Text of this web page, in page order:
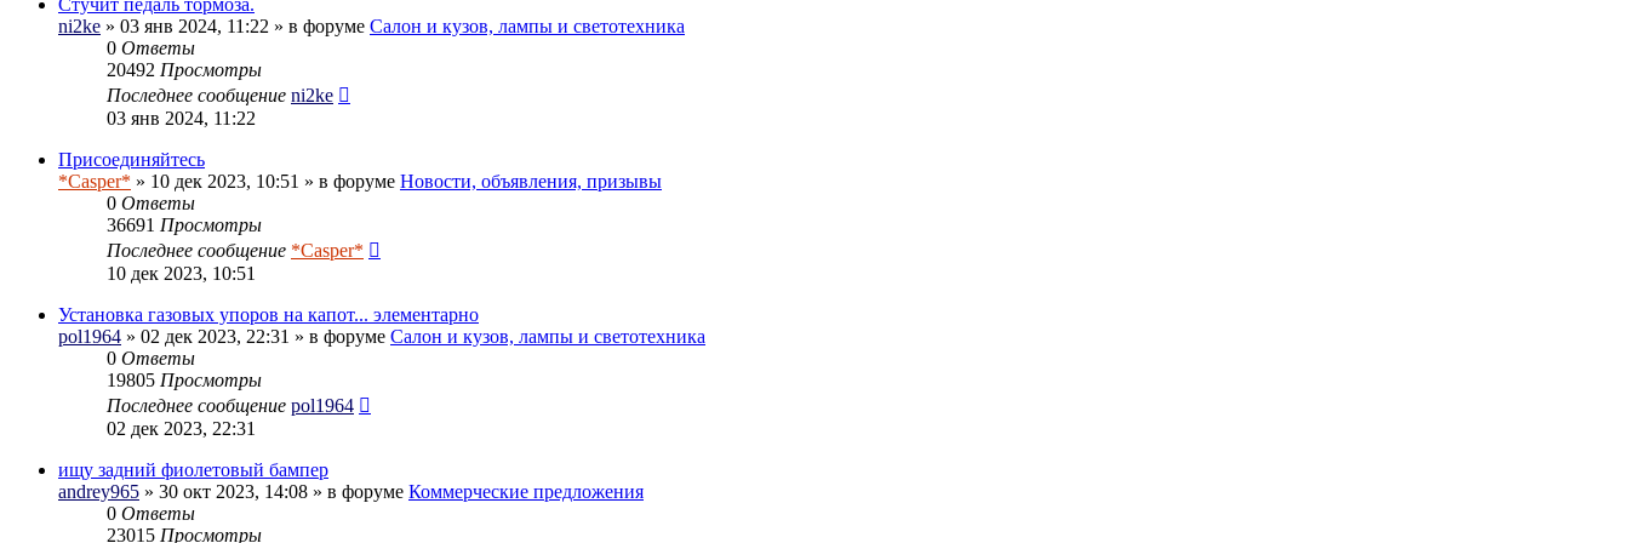
ni2ke » 03 янв 2024, 11:22 » в форуме Салон и кузов, лампы и светотехника
0 Ответы
20492 Просмотры
Последнее сообщение ni2ke
03 янв 2024, 11:22
Присоединяйтесь
*Casper* » 10 дек 2023, 10:51 » в форуме Новости, объявления, призывы
0 Ответы
36691 Просмотры
Последнее сообщение *Casper*
10 дек 2023, 10:51
Установка газовых упоров на капот... элементарно
pol1964 » 02 дек 2023, 22:31 » в форуме Салон и кузов, лампы и светотехника
0 Ответы
19805 Просмотры
Последнее сообщение pol1964
02 дек 2023, 22:31
ищу задний фиолетовый бампер
andrey965 » 30 окт 2023, 14:08 » в форуме Коммерческие предложения
0 Ответы
23015 Просмотры